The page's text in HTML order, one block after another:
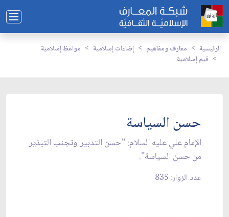
الرئيسية معارف ومفاهيم إضاءات إسلامية
مواعظ إسلامية
قيم إسلامية
حسن السياسة
الإمام علي عليه السلام: "حسن التدبير وتجنب التبذير
من حسن السياسة".
عدد الزوار: 835